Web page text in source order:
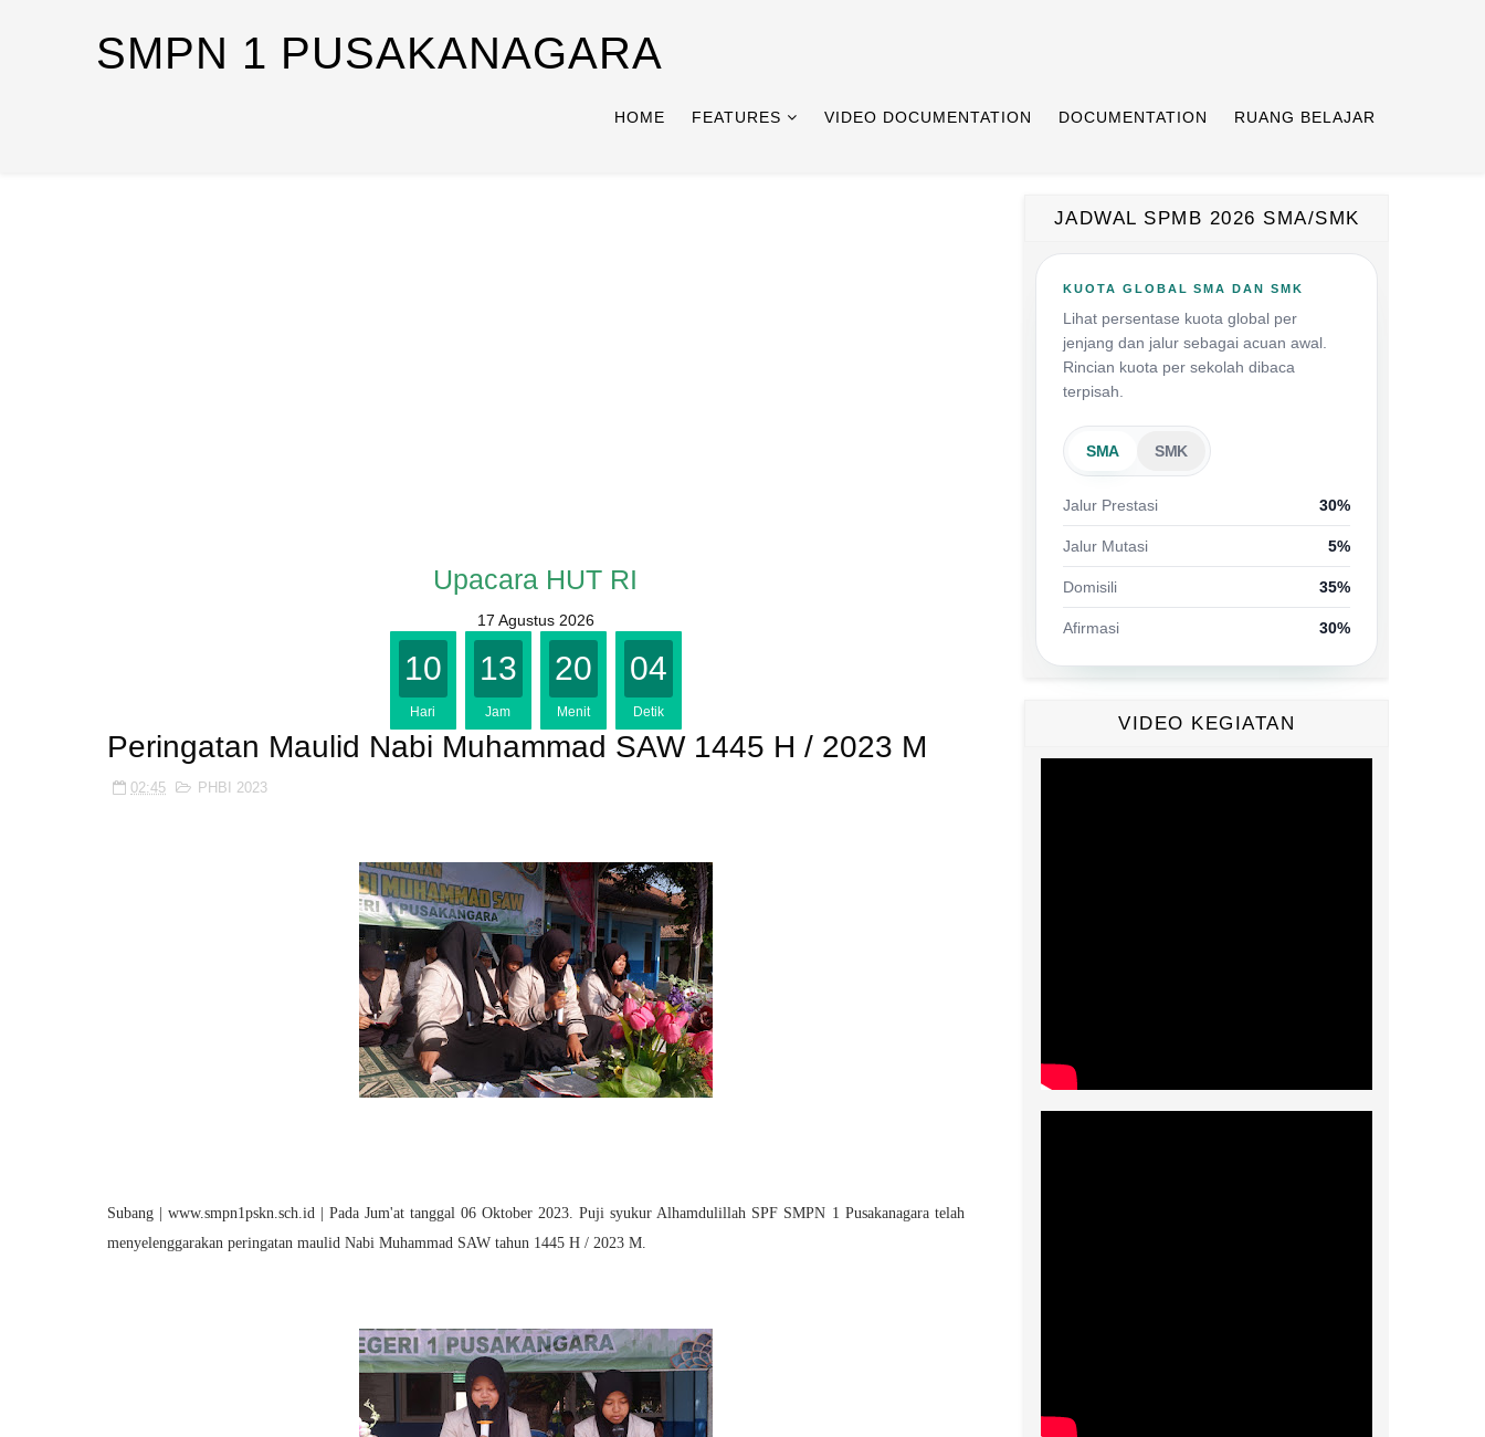
SMPN 1 PUSAKANAGARA
HOME FEATURES VIDEO DOCUMENTATION DOCUMENTATION RUANG BELAJAR
Upacara HUT RI
17 Agustus 2026
10
Hari
13
Jam
20
Menit
03
Detik
Peringatan Maulid Nabi Muhammad SAW 1445 H / 2023 M
02:45 PHBI 2023
Subang | www.smpn1pskn.sch.id | Pada Jum'at tanggal 06 Oktober 2023. Puji syukur Alhamdulillah SPF SMPN 1 Pusakanagara telah
menyelenggarakan peringatan maulid Nabi Muhammad SAW tahun 1445 H / 2023 M.
JADWAL SPMB 2026 SMA/SMK
KUOTA GLOBAL SMA DAN SMK
Lihat persentase kuota global per
jenjang dan jalur sebagai acuan awal.
Rincian kuota per sekolah dibaca
terpisah.
SMA SMK
Jalur Prestasi 30%
Jalur Mutasi 5%
Domisili 35%
Afirmasi 30%
VIDEO KEGIATAN